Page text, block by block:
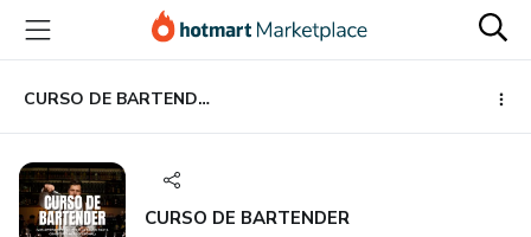
principal
página
de
página
CURSO DE BARTENDER
CURSO DE BARTENDER